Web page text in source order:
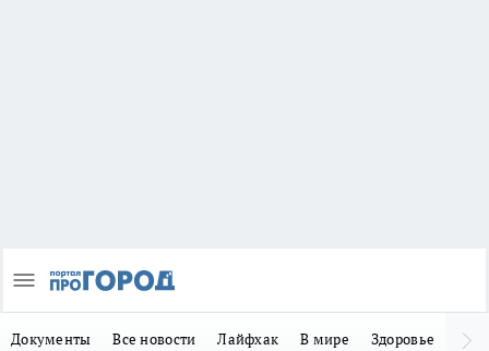
Документы Все новости Лайфхак В мире Здоровье